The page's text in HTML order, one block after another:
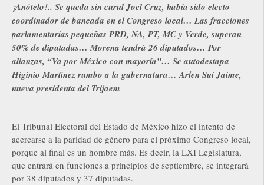
¡Anótelo!.. Se queda sin curul Joel Cruz, había sido electo
coordinador de bancada en el Congreso local… Las fracciones
parlamentarias pequeñas PRD, NA, PT, MC y Verde, superan
50% de diputadas… Morena tendrá 26 diputados… Por
alianzas, “Va por México con mayoría”… Se autodestapa
Higinio Martínez rumbo a la gubernatura… Arlen Sui Jaime,
nueva presidenta del Trijaem
El Tribunal Electoral del Estado de México hizo el intento de
acercarse a la paridad de género para el próximo Congreso local,
porque al final es un hombre más. Es decir, la LXI Legislatura,
que entrará en funciones a principios de septiembre, se integrará
por 38 diputados y 37 diputadas.